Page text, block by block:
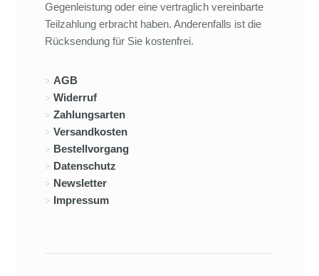
Gegenleistung oder eine vertraglich vereinbarte
Teilzahlung erbracht haben. Anderenfalls ist die
Rücksendung für Sie kostenfrei.
AGB
Widerruf
Zahlungsarten
Versandkosten
Bestellvorgang
Datenschutz
Newsletter
Impressum